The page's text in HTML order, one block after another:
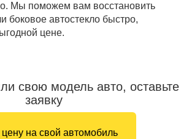
Мы поможем вам восстановить
боковое автостекло быстро,
цене.
свою модель авто, оставьте
заявку
цену на свой автомобиль